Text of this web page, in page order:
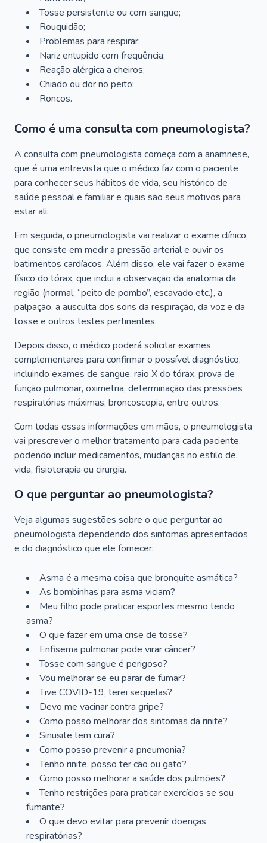
Tosse persistente ou com sangue;
Rouquidão;
Problemas para respirar;
Nariz entupido com frequência;
Reação alérgica a cheiros;
Chiado ou dor no peito;
Roncos.
Como é uma consulta com pneumologista?
A consulta com pneumologista começa com a anamnese,
que é uma entrevista que o médico faz com o paciente
para conhecer seus hábitos de vida, seu histórico de
saúde pessoal e familiar e quais são seus motivos para
estar ali.
Em seguida, o pneumologista vai realizar o exame clínico,
que consiste em medir a pressão arterial e ouvir os
batimentos cardíacos. Além disso, ele vai fazer o exame
físico do tórax, que inclui a observação da anatomia da
região (normal, “peito de pombo”, escavado etc.), a
palpação, a ausculta dos sons da respiração, da voz e da
tosse e outros testes pertinentes.
Depois disso, o médico poderá solicitar exames
complementares para confirmar o possível diagnóstico,
incluindo exames de sangue, raio X do tórax, prova de
função pulmonar, oximetria, determinação das pressões
respiratórias máximas, broncoscopia, entre outros.
Com todas essas informações em mãos, o pneumologista
vai prescrever o melhor tratamento para cada paciente,
podendo incluir medicamentos, mudanças no estilo de
vida, fisioterapia ou cirurgia.
O que perguntar ao pneumologista?
Veja algumas sugestões sobre o que perguntar ao
pneumologista dependendo dos sintomas apresentados
e do diagnóstico que ele fornecer:
Asma é a mesma coisa que bronquite asmática?
As bombinhas para asma viciam?
Meu filho pode praticar esportes mesmo tendo
asma?
O que fazer em uma crise de tosse?
Enfisema pulmonar pode virar câncer?
Tosse com sangue é perigoso?
Vou melhorar se eu parar de fumar?
Tive COVID-19, terei sequelas?
Devo me vacinar contra gripe?
Como posso melhorar dos sintomas da rinite?
Sinusite tem cura?
Como posso prevenir a pneumonia?
Tenho rinite, posso ter cão ou gato?
Como posso melhorar a saúde dos pulmões?
Tenho restrições para praticar exercícios se sou
fumante?
O que devo evitar para prevenir doenças
respiratórias?